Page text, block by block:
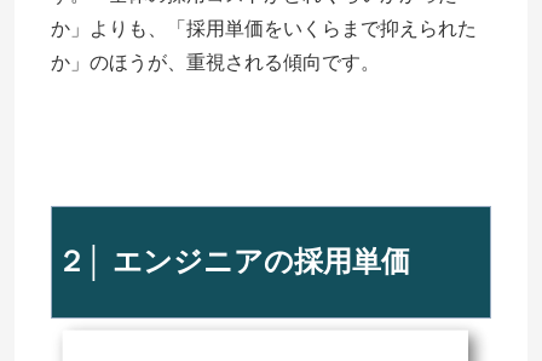
か」よりも、「採用単価をいくらまで抑えられた
か」のほうが、重視される傾向です。
２│ エンジニアの採用単価